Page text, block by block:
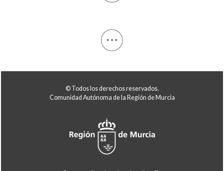
© Todos los derechos reservados.
Comunidad Autónoma de la Región de Murcia